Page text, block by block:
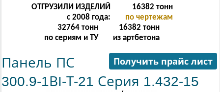
ОТГРУЗИЛИ ИЗДЕЛИЙ
с 2008 года:
32766 тонн
по чертежам
65532 тонн
по сериям и ТУ
32766 тонн
из артбетона
Получить прайс лист
Панель ПС
300.9-1ВI-Т-21 Серия 1.432-15